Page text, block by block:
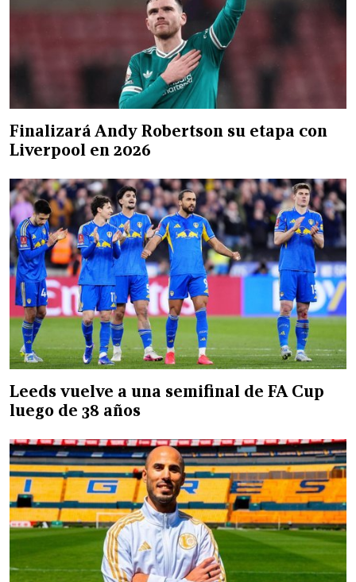
Finalizará Andy Robertson su etapa con
Liverpool en 2026
Leeds vuelve a una semifinal de FA Cup
luego de 38 años